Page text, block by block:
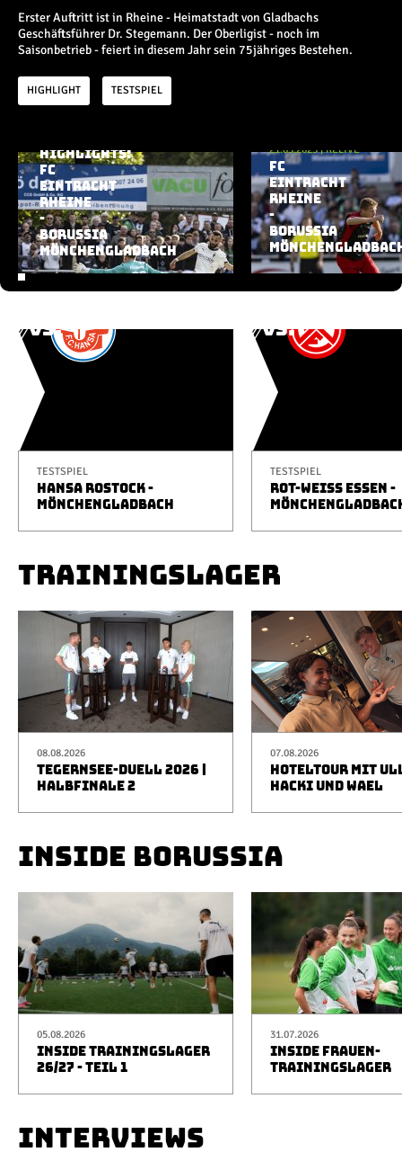
Europa League
Testspiele
Inside
Interviews
Pressekonferenzen
Rund um Borussia
Trainingslager
Buntes
Historie
English
Alle Videos
Erster Auftritt ist in Rheine - Heimatstadt von Gladbachs
Geschäftsführer Dr. Stegemann. Der Oberligist - noch im
Saisonbetrieb - feiert in diesem Jahr sein 75jähriges Bestehen.
HIGHLIGHT TESTSPIEL
Aktuelle Playlist
HIGHLIGHTS:
FC
EINTRACHT
RHEINE
-
BORUSSIA
MÖNCHENGLADBACH
21.05.2025|RELIVE
FC
EINTRACHT
RHEINE
-
BORUSSIA
TESTSPIEL
HANSA ROSTOCK -
MÖNCHENGLADBACH
TESTSPIEL
ROT-WEISS ESSEN -
TRAININGSLAGER
08.08.2026
TEGERNSEE-DUELL 2026 |
HALBFINALE 2
07.08.2026
HOTELTOUR MIT
HACKI UND WAEL
INSIDE BORUSSIA
05.08.2026
INSIDE TRAININGSLAGER
26/27 - TEIL 1
31.07.2026
INSIDE FRAUEN-
TRAININGSLAGER
INTERVIEWS